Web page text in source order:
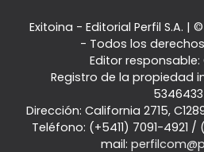
Exitoina - Editorial Perfil S.A. |
- Todos los
Editor responsable:
Registro de la propiedad
5346433
Dirección: California 2715,
Teléfono: (+5411) 7091-4921 /
mail: